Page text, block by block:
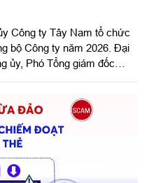
Công ty Tây Nam tổ chức
bộ Công ty năm 2026. Đại
ủy, Phó Tổng giám đốc